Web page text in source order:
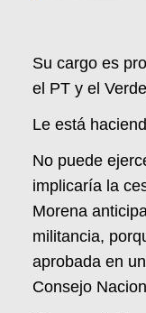
Su cargo es
el PT y el
Le está
No puede
implicaría la
Morena
militancia,
aprobada en
Consejo